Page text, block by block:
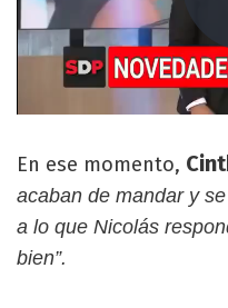
En ese momento,
acaban de mandar y
a lo que Nicolás
bien”.